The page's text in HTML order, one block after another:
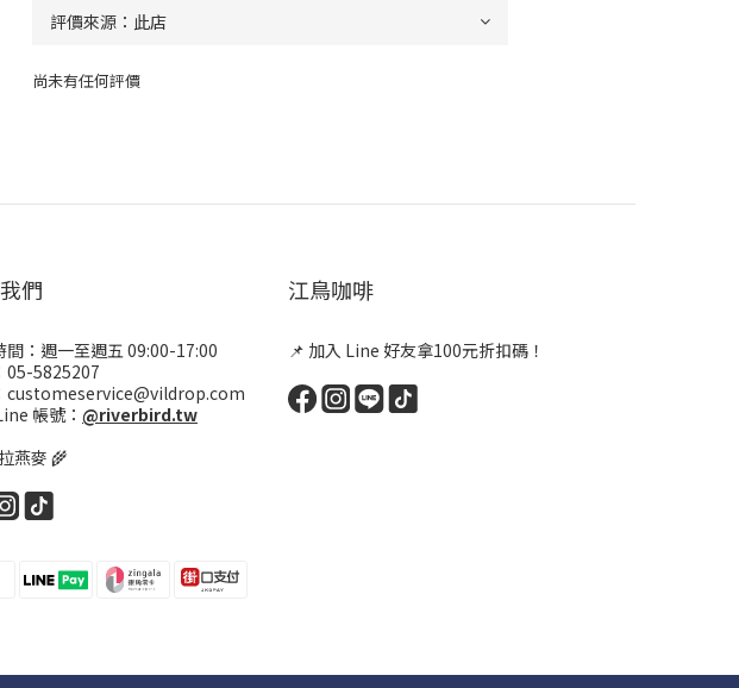
尚未有任何評價
們
間：週一至週五 09:00-17:00
05-5825207
customeservice@vildrop.com
帳號： @riverbird.tw
燕麥 🌾
江鳥咖啡
📌 加入 Line 好友拿100元折扣碼！